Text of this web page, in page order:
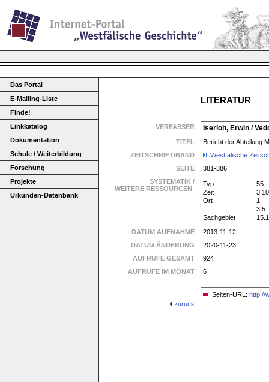
Das Portal
E-Mailing-Liste
Finde!
Linkkatalog
Dokumentation
Schule / Weiterbildung
Forschung
Projekte
Urkunden-Datenbank
LITERATUR
VERFASSER Iserloh, Erwin /
TITEL
Bericht der Abteilung
ZEITSCHRIFT/BAND
Westfälische
SEITE
381-386
SYSTEMATIK /
WEITERE RESSOURCEN
Typ
55
Zeit
3.10
Ort
1
3.5
Sachgebiet
DATUM AUFNAHME
2013-11-12
DATUM ÄNDERUNG
2020-11-23
AUFRUFE GESAMT
924
AUFRUFE IM MONAT
6
Seiten-URL: http://
zurück